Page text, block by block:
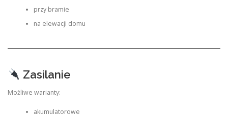
przy bramie
na elewacji domu
Zasilanie
Możliwe warianty:
akumulatorowe